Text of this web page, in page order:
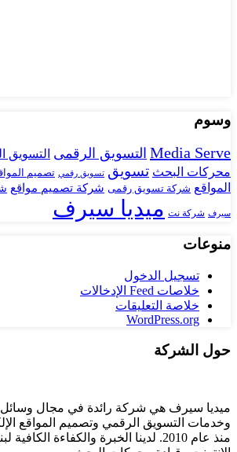
وسوم
Media Serve التسويق الرقمى التسويق
محركات البحث تسويق تسويق رقمي تصميم
المواقع شركة تسويق رقمى شركة تصميم مواقع
سيرف شركة نت ميديا سيرف
منوعات
تسجيل الدخول
خلاصات Feed الإدخالات
خلاصة التعليقات
WordPress.org
حول الشركة
ميديا ​​سيرف هي شركة رائدة في مجال وسائل
وخدمات التسويق الرقمي وتصميم المواقع
منذ عام 2010. لدينا الخبرة والكفاءة